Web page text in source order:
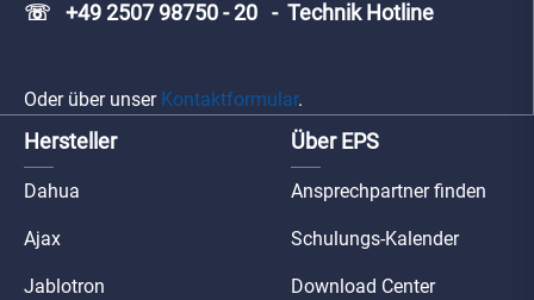
☏ +49 2507 98750 - 20 - Technik Hotline
Oder über unser Kontaktformular.
Hersteller
Dahua
Ajax
Jablotron
Über EPS
Ansprechpartner finden
Schulungs-Kalender
Download Center